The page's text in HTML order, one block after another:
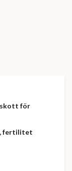
för
fertilitet